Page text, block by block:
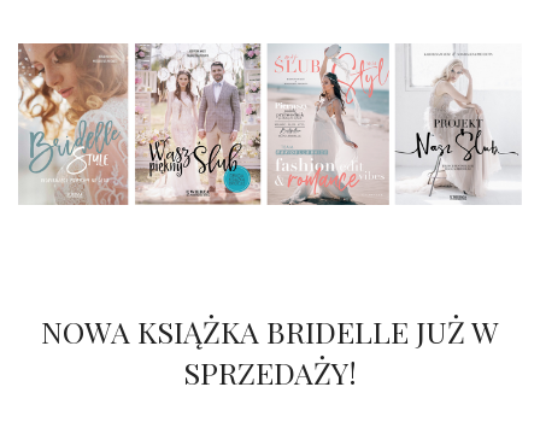
NOWA KSIĄŻKA BRIDELLE JUŻ W
SPRZEDAŻY!